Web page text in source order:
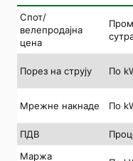
Спот/
велепродајна
цена
Порез на струју По
Мрежне накнаде По
ПДВ
Маржа